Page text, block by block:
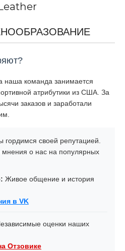
наша команда занимается
атрибутики из США. За
заказов и заработали
гордимся своей репутацией.
мнения о нас на популярных
Живое общение и история
в VK
оценки наших
Отзовике